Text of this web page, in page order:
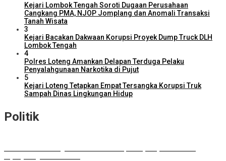
Kejari Lombok Tengah Soroti Dugaan Perusahaan
Cangkang PMA, NJOP Jomplang dan Anomali Transaksi
Tanah Wisata
3
Kejari Bacakan Dakwaan Korupsi Proyek Dump Truck DLH
Lombok Tengah
4
Polres Loteng Amankan Delapan Terduga Pelaku
Penyalahgunaan Narkotika di Pujut
5
Kejari Loteng Tetapkan Empat Tersangka Korupsi Truk
Sampah Dinas Lingkungan Hidup
Politik